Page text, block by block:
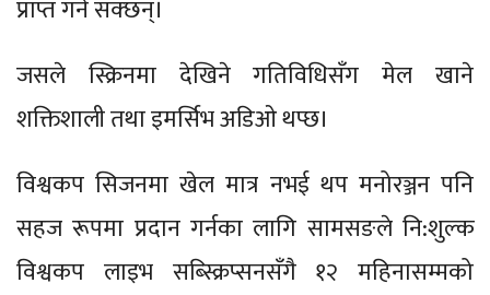
प्राप्त गर्न सक्छन्।
जसले स्क्रिनमा देखिने गतिविधिसँग मेल खाने
शक्तिशाली तथा इमर्सिभ अडिओ थप्छ।
विश्वकप सिजनमा खेल मात्र नभई थप मनोरञ्जन पनि
सहज रूपमा प्रदान गर्नका लागि सामसङले नि:शुल्क
विश्वकप लाइभ सब्स्क्रिप्सनसँगै १२ महिनासम्मको